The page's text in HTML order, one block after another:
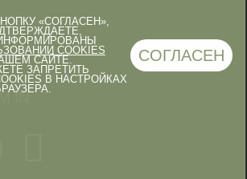
«СОГЛАСЕН»,
COOKIES
САЙТЕ.
ЗАПРЕТИТЬ
В НАСТРОЙКАХ
СОГЛАСЕН
IN